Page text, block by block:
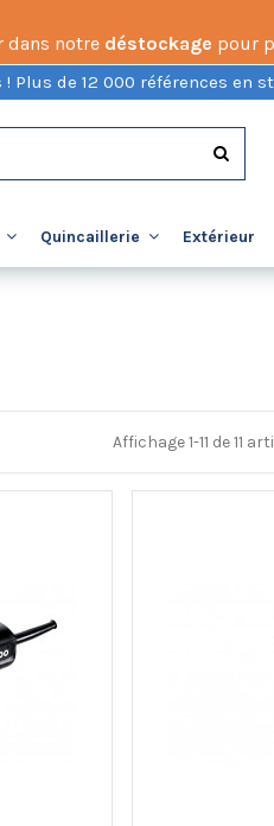
dans notre déstockage pour
de 12 000 références en
Quincaillerie Extérieur
Affichage 1-11 de 11